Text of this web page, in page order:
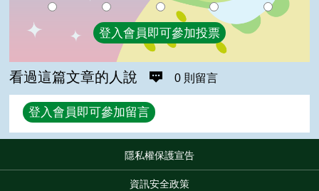
登入會員即可參加投票
看過這篇文章的人說 0 則留言
回覆
登入會員即可參加留言
隱私權保護宣告
資訊安全政策